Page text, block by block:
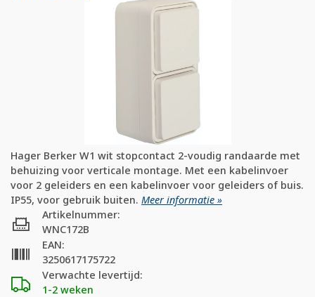
Hager Berker W1 wit stopcontact 2-voudig randaarde met
behuizing voor verticale montage. Met een kabelinvoer
voor 2 geleiders en een kabelinvoer voor geleiders of buis.
IP55, voor gebruik buiten. Meer informatie »
Verwachte levertijd:
1-2 weken
Artikelnummer:
WNC172B
EAN:
3250617175722